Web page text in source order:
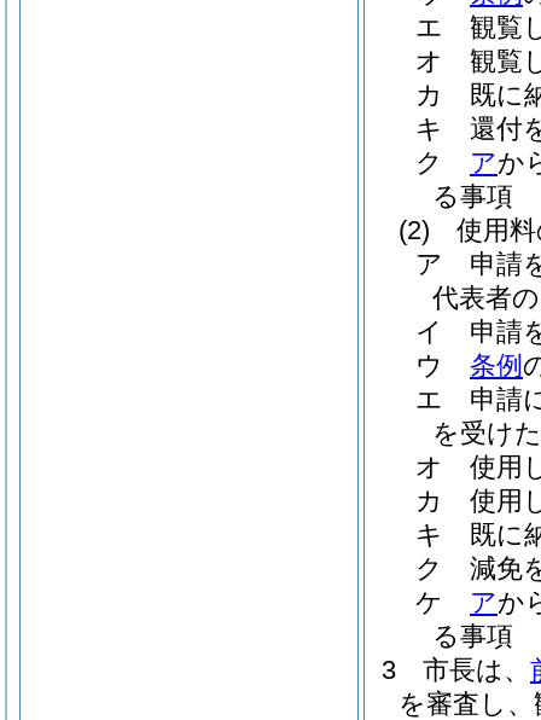
エ
観覧
オ
観覧
カ
既に
キ
還付
ク
アか
る事項
(2)
使用
ア
申請
代表者
イ
申請
ウ
条例
エ
申請
を受け
オ
使用
カ
使用
キ
既に
ク
減免
ケ
アか
る事項
3
市長は、
を審査し